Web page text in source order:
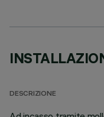
DESCRIZIONE